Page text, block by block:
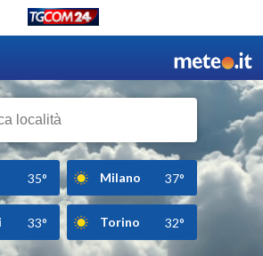
35° Milano 37°
33° Torino 32°